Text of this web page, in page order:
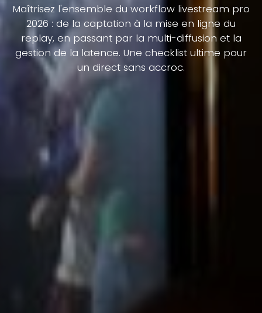
Maîtrisez l'ensemble du workflow livestream pro
2026 : de la captation à la mise en ligne du
replay, en passant par la multi-diffusion et la
gestion de la latence. Une checklist ultime pour
un direct sans accroc.